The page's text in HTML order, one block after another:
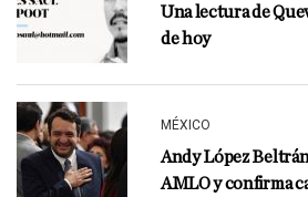
Una lectura de
de hoy
MÉXICO
Andy López
AMLO y confirma